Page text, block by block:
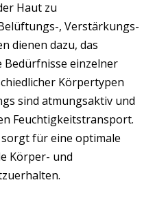
Haut zu
, Verstärkungs-
dienen dazu, das
Bedürfnisse einzelner
Körpertypen
sind atmungsaktiv und
Feuchtigkeitstransport.
für eine optimale
Körper- und